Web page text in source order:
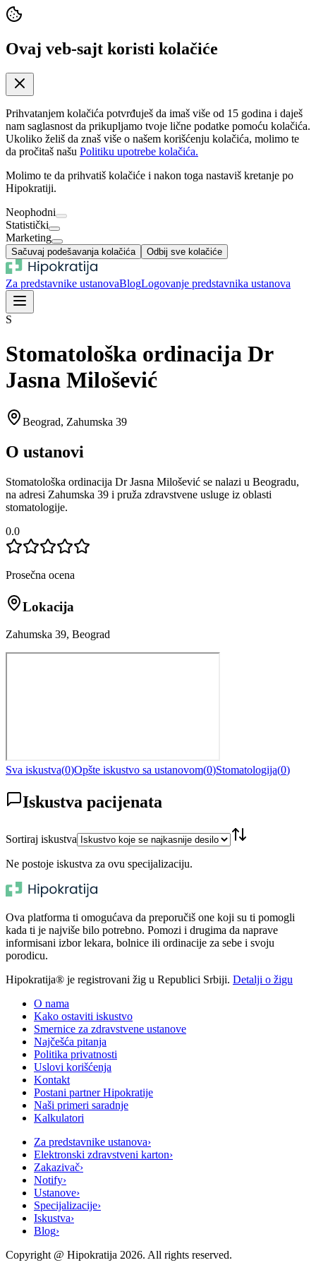
Ovaj veb-sajt koristi kolačiće
Prihvatanjem kolačića potvrđuješ da imaš više od 15 godina i daješ
nam saglasnost da prikupljamo tvoje lične podatke pomoću kolačića.
Ukoliko želiš da znaš više o našem korišćenju kolačića, molimo te
da pročitaš našu Politiku upotrebe kolačića.
Molimo te da prihvatiš kolačiće i nakon toga nastaviš kretanje po
Hipokratiji.
Neophodni
Statistički
Marketing
Sačuvaj podešavanja kolačića Odbij sve kolačiće
Za predstavnike ustanovaBlogLogovanje predstavnika ustanova
S
Stomatološka ordinacija Dr
Jasna Milošević
Beograd, Zahumska 39
O ustanovi
Stomatološka ordinacija Dr Jasna Milošević se nalazi u Beogradu,
na adresi Zahumska 39 i pruža zdravstvene usluge iz oblasti
stomatologije.
0.0
Prosečna ocena
Lokacija
Zahumska 39, Beograd
Sva iskustva(0)Opšte iskustvo sa ustanovom(0)Stomatologija(0)
Iskustva pacijenata
Sortiraj iskustva
Ne postoje iskustva za ovu specijalizaciju.
Ova platforma ti omogućava da preporučiš one koji su ti pomogli
kada ti je najviše bilo potrebno. Pomozi i drugima da naprave
informisani izbor lekara, bolnice ili ordinacije za sebe i svoju
porodicu.
Hipokratija® je registrovani žig u Republici Srbiji. Detalji o žigu
O nama
Kako ostaviti iskustvo
Smernice za zdravstvene ustanove
Najčešća pitanja
Politika privatnosti
Uslovi korišćenja
Kontakt
Postani partner Hipokratije
Naši primeri saradnje
Kalkulatori
Za predstavnike ustanova›
Elektronski zdravstveni karton›
Zakazivač›
Notify›
Ustanove›
Specijalizacije›
Iskustva›
Blog›
Copyright @ Hipokratija 2026. All rights reserved.